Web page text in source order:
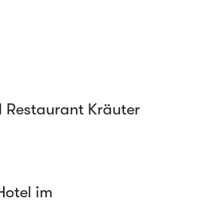
Restaurant Kräuter
im